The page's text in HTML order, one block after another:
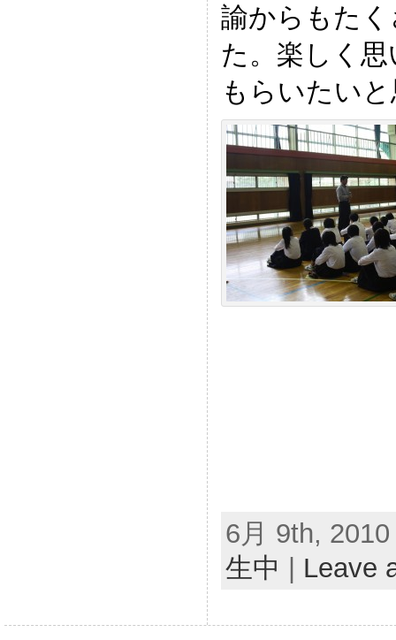
諭からもた
た。楽しく
もらいたい
6月 9th,
生中 | Leave